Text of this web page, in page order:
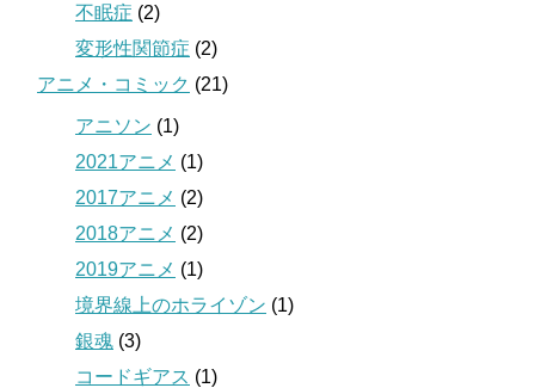
不眠症 (2)
変形性関節症 (2)
アニメ・コミック (21)
アニソン (1)
2021アニメ (1)
2017アニメ (2)
2018アニメ (2)
2019アニメ (1)
境界線上のホライゾン (1)
銀魂 (3)
コードギアス (1)